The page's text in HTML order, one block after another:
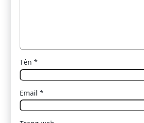
Tên*
Email*